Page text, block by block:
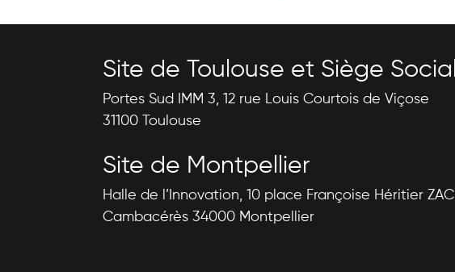
Site de Toulouse et Siège Social
Portes Sud IMM 3, 12 rue Louis Courtois de Viçose
31100 Toulouse
Site de Montpellier
Halle de l’Innovation, 10 place Françoise Héritier ZAC
Cambacérès 34000 Montpellier